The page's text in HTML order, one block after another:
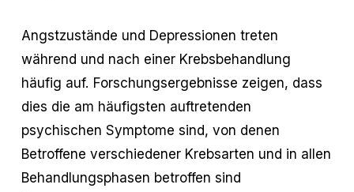
Angstzustände und Depressionen treten
während und nach einer Krebsbehandlung
häufig auf. Forschungsergebnisse zeigen, dass
dies die am häufigsten auftretenden
psychischen Symptome sind, von denen
Betroffene verschiedener Krebsarten und in allen
Behandlungsphasen betroffen sind